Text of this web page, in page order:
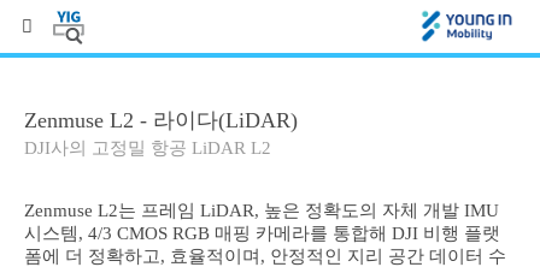
Zenmuse L2 - 라이다(LiDAR)
DJI사의 고정밀 항공 LiDAR L2
Zenmuse L2는 프레임 LiDAR, 높은 정확도의 자체 개발 IMU
시스템, 4/3 CMOS RGB 매핑 카메라를 통합해 DJI 비행 플랫
폼에 더 정확하고, 효율적이며, 안정적인 지리 공간 데이터 수